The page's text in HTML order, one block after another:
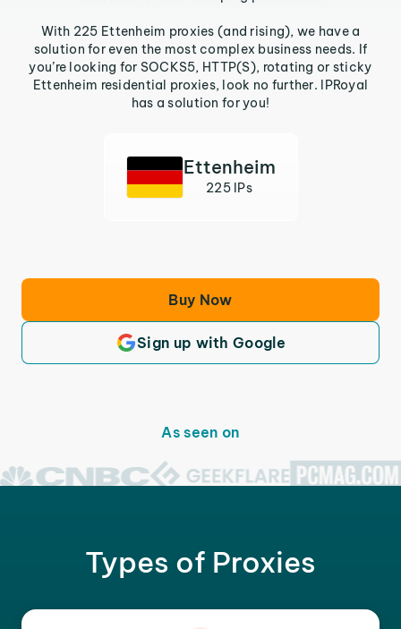
With 225 Ettenheim proxies (and rising), we have a
solution for even the most complex business needs. If
you’re looking for SOCKS5, HTTP(S), rotating or sticky
Ettenheim residential proxies, look no further. IPRoyal
has a solution for you!
Ettenheim
225 IPs
Buy Now
Sign up with Google
As seen on
Types of Proxies